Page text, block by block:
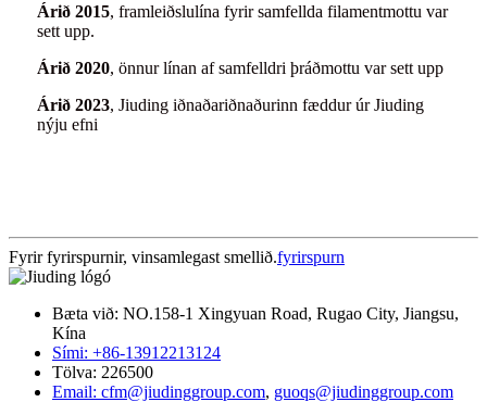
Árið 2015, framleiðslulína fyrir samfellda filamentmottu var
sett upp.
Árið 2020, önnur línan af samfelldri þráðmottu var sett upp
Árið 2023, Jiuding iðnaðariðnaðurinn fæddur úr Jiuding
nýju efni
Fyrir fyrirspurnir, vinsamlegast smellið.fyrirspurn
Bæta við: NO.158-1 Xingyuan Road, Rugao City, Jiangsu,
Kína
Sími: +86-13912213124
Tölva: 226500
Email: cfm@jiudinggroup.com, guoqs@jiudinggroup.com